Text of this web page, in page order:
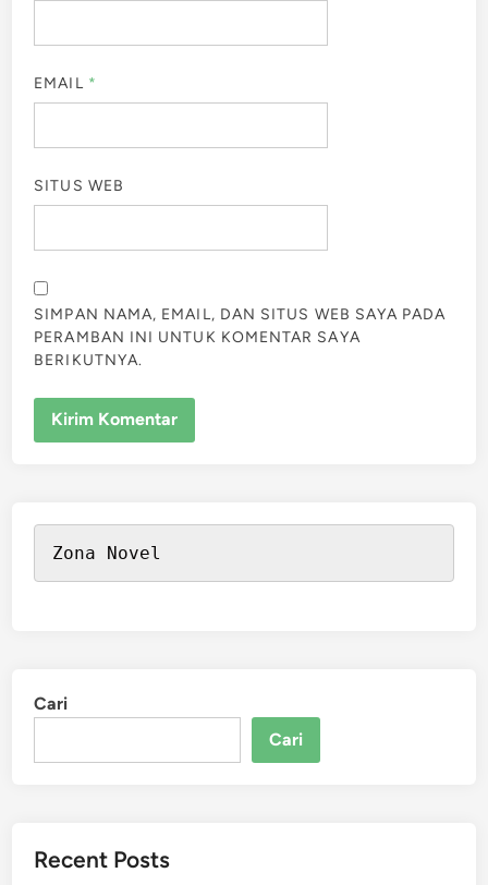
EMAIL *
SITUS WEB
SIMPAN NAMA, EMAIL, DAN SITUS WEB SAYA PADA
PERAMBAN INI UNTUK KOMENTAR SAYA
BERIKUTNYA.
Zona Novel
Cari
Cari
Recent Posts